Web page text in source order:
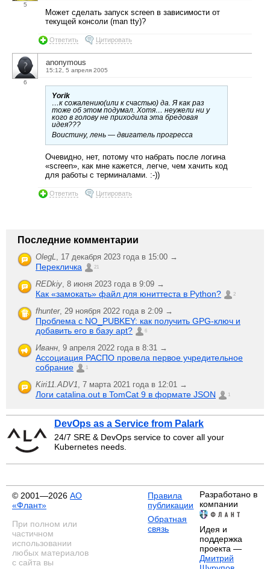
5
Mожет сделать запуск screen в зависимости от
текущей консоли (man tty)?
Ответить Цитировать
6
anonymous
15:12, 5 апреля 2005
Yorik
…к сожалению(или к счастью) да. Я как раз
тоже об этом подумал. Хотя… неужели ни у
кого в голову не приходила эта бредовая
идея???
Воистину, лень — двигатель прогресса
Очевидно, нет, потому что набрать после логина
«screen», как мне кажется, легче, чем хачить код
для работы с терминалами. :-))
Ответить Цитировать
Последние комментарии
OlegL, 17 декабря 2023 года в 15:00 →
Перекличка 21
REDkiy, 8 июня 2023 года в 9:09 →
Как «замокать» файл для юниттеста в Python? 2
fhunter, 29 ноября 2022 года в 2:09 →
Проблема с NO_PUBKEY: как получить GPG-ключ и
добавить его в базу apt?
6
Иванн, 9 апреля 2022 года в 8:31 →
Ассоциация РАСПО провела первое учредительное
собрание
1
Kiri11.ADV1, 7 марта 2021 года в 12:01 →
Логи catalina.out в TomCat 9 в формате JSON 1
DevOps as a Service from Palark
24/7 SRE & DevOps service to cover all your
Kubernetes needs.
© 2001—2026 АО
«Флант»
При полном или
частичном
использовании
любых материалов
с сайта вы
Правила
публикации
Обратная
связь
Разработано в
компании
Идея и
поддержка
проекта —
Дмитрий